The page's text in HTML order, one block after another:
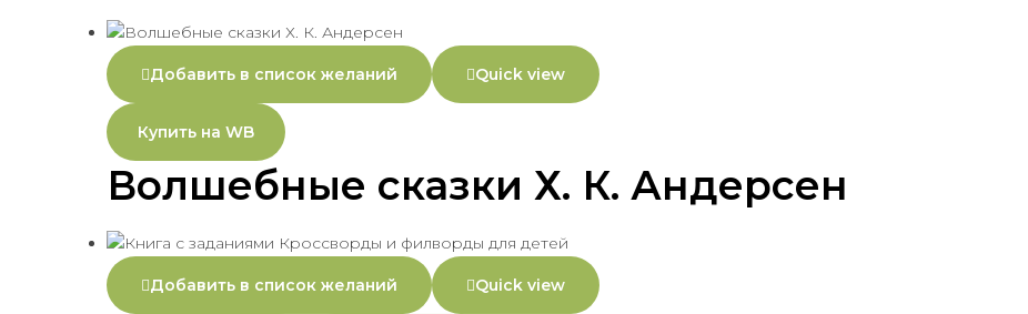
Добавить в список желаний Quick view
Купить на WB
Волшебные сказки Х. К. Андерсен
Добавить в список желаний Quick view